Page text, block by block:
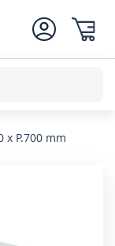
x P.700 mm